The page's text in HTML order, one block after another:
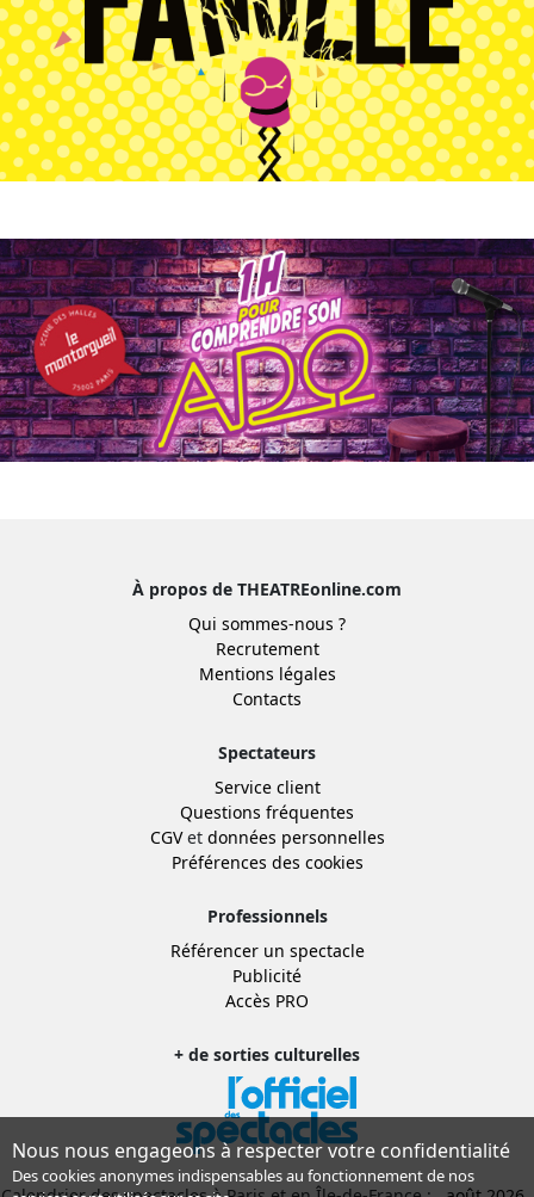
À propos de THEATREonline.com
Qui sommes-nous ?
Recrutement
Mentions légales
Contacts
Spectateurs
Service client
Questions fréquentes
CGVet données personnelles
Préférences des cookies
Professionnels
Référencer un spectacle
Publicité
Accès PRO
+ de sorties culturelles
Nous nous engageons à respecter votre confidentialité
Des cookies anonymes indispensables au fonctionnement de nos